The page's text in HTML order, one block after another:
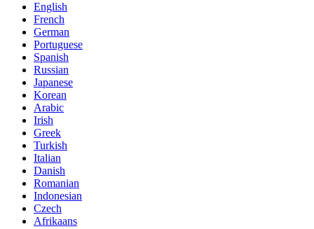
English
French
German
Portuguese
Spanish
Russian
Japanese
Korean
Arabic
Irish
Greek
Turkish
Italian
Danish
Romanian
Indonesian
Czech
Afrikaans